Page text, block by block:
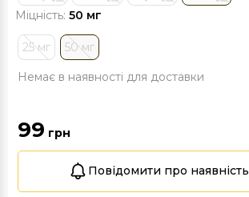
Міцність: 50 мг
25 мг 50 мг
Немає в наявності для доставки
99 грн
Повідомити про наявність